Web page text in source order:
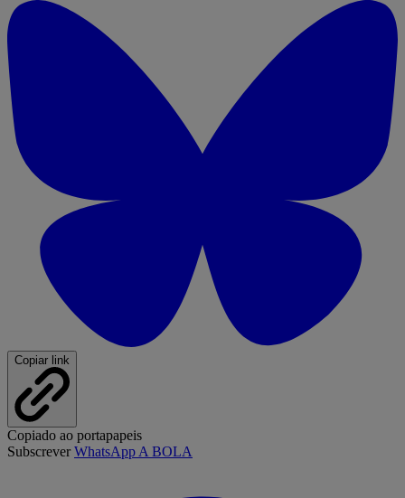
Copiar link
Copiado ao portapapeis
SubscreverWhatsApp A BOLA